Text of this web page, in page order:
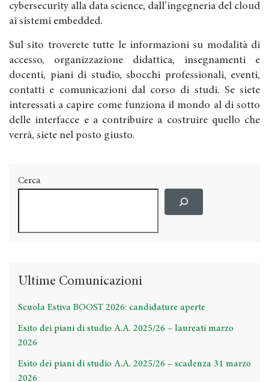
cybersecurity alla data science, dall’ingegneria del cloud
ai sistemi embedded.
Sul sito troverete tutte le informazioni su modalità di
accesso, organizzazione didattica, insegnamenti e
docenti, piani di studio, sbocchi professionali, eventi,
contatti e comunicazioni dal corso di studi. Se siete
interessati a capire come funziona il mondo al di sotto
delle interfacce e a contribuire a costruire quello che
verrà, siete nel posto giusto.
Cerca
Ultime Comunicazioni
Scuola Estiva BOOST 2026: candidature aperte
Esito dei piani di studio A.A. 2025/26 – laureati marzo
2026
Esito dei piani di studio A.A. 2025/26 – scadenza 31 marzo
2026